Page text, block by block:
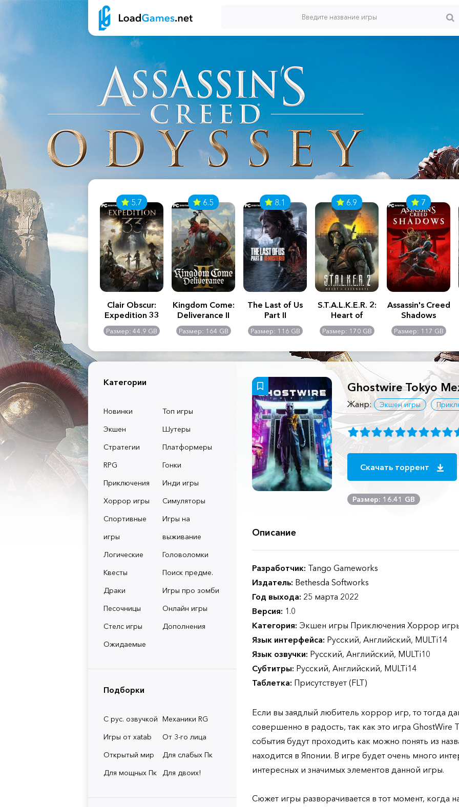
2:
-
GB
Assassin's Creed
Shadows
Размер: 117 GB
5.7
Clair Obscur:
Expedition 33
Размер: 44.9 GB
6.5
Kingdom Come:
Deliverance II
Размер: 164 GB
8.1
The Last of Us
Part II
Remastered
Размер: 116 GB
6.9
S.T.A.L.K.E.R. 2:
Heart of
Chernobyl -
Ultimate Edition
Размер: 170 GB
7
Assassin's Creed
Shadows
Размер: 117 GB
Категории
Новинки
Топ игры
Экшен
Шутеры
Стратегии
Платформеры
RPG
Гонки
Приключения
Инди игры
Хоррор игры
Симуляторы
Спортивные
игры
Игры на
выживание
Логические
Головоломки
Квесты
Поиск предме.
Драки
Игры про зомби
Песочницы
Онлайн игры
Стелс игры
Дополнения
Ожидаемые
Подборки
С рус. озвучкой Механики RG
Игры от xatab
От 3-го лица
Открытый мир
Для слабых Пк
Для мощных Пк
Для двоих!
Ghostwire Tokyo
Жанр: Экшен игры
Скачать торрент
Размер: 16.41 GB
Описание
Разработчик: Tango Gameworks
Издатель: Bethesda Softworks
Год выхода: 25 марта 2022
Версия: 1.0
Категория: Экшен игры Приключения Хоррор
Язык интерфейса: Русский, Английский, MULTi14
Язык озвучки: Русский, Английский, MULTi10
Субтитры: Русский, Английский, MULTi14
Таблетка: Присутствует (FLT)
Если вы заядлый любитель хоррор игр, то тогда
совершенно в радость, так как это игра GhostWire
события будут проходить как можно понять из
находится в Японии. В игре будет очень много
интересных и значимых элементов данной игры.
Сюжет игры разворачивается в тот момент, когда